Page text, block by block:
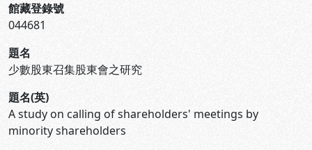
館藏登錄號
044681
題名
少數股東召集股東會之研究
題名(英)
A study on calling of shareholders' meetings by
minority shareholders